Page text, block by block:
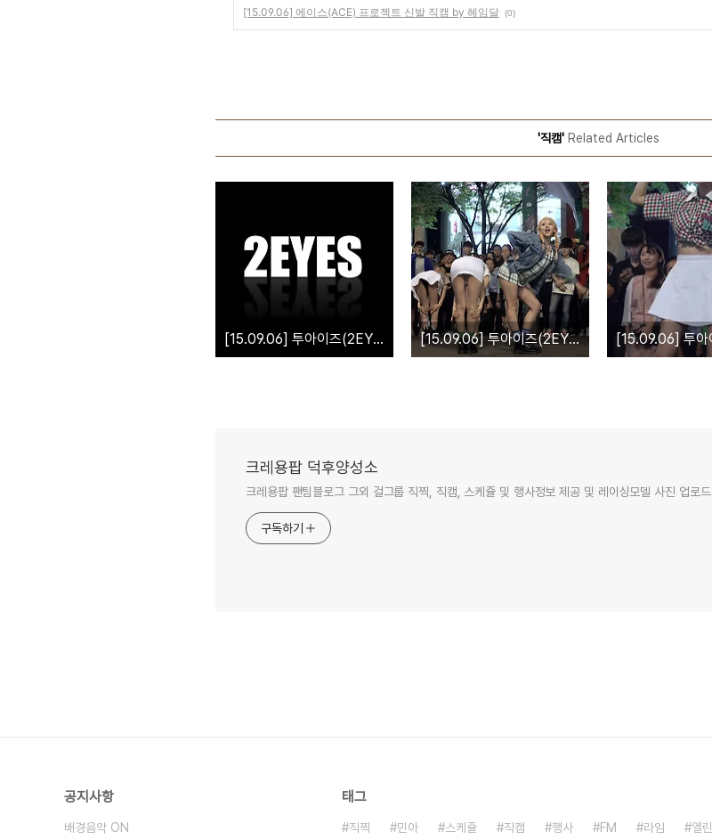
[15.09.06] 에이스(ACE) 프로젝트 신발 직캠 by 헤임달 (0)
'직캠'Related Articles
[15.09.06] 투아이즈(2EYES) - PIPPI(삐삐) 홍대게릴라 멀티캠 by NiKKi6X [15.09.06] 투아이즈(2EYES) 홍대 게릴라 공연 직캠 by 험하게컸다
크레용팝 덕후양성소
크레용팝 팬팀블로그 그외 걸그룹 직찍, 직캠, 스케쥴 및 행사정보 제공 및 레이싱모델 사진 업로드
구독하기
공지사항
배경음악 ON
태그
직찍 민아 스케쥴 직캠 행사 FM 라임 엘린